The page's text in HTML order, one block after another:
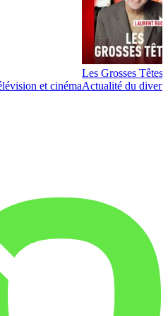
et cinéma
Les Grosses Têtes
Actualité du